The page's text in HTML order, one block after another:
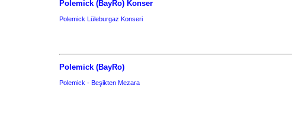
Polemick (BayRo) Konser
Polemick Lüleburgaz Konseri
Polemick (BayRo)
Polemick - Beşikten Mezara